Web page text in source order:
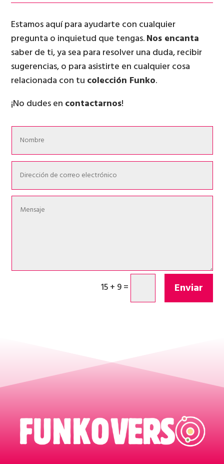
Estamos aquí para ayudarte con cualquier
pregunta o inquietud que tengas.Nos encanta
saber de ti, ya sea para resolver una duda, recibir
sugerencias, o para asistirte en cualquier cosa
relacionada con tu colección Funko.
¡No dudes en contactarnos!
15 + 9= Enviar